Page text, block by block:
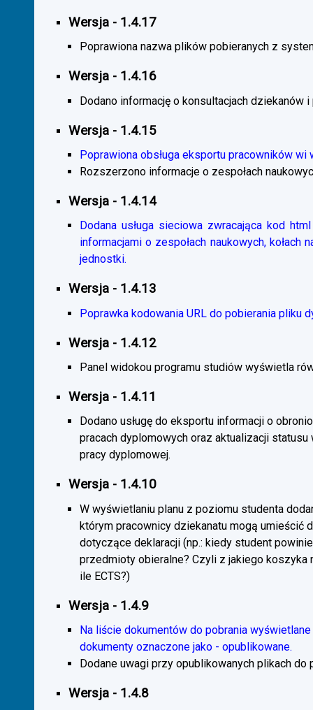
Wersja - 1.4.17
Poprawiona nazwa plików pobieranych z
Wersja - 1.4.16
Dodano informację o konsultacjach dziekanów
Wersja - 1.4.15
Poprawiona obsługa eksportu pracowników wi
Rozszerzono informacje o zespołach
Wersja - 1.4.14
Dodana usługa sieciowa zwracająca kod
informacjami o zespołach naukowych,
jednostki.
Wersja - 1.4.13
Poprawka kodowania URL do pobierania pliku
Wersja - 1.4.12
Panel widokou programu studiów wyświetla
Wersja - 1.4.11
Dodano usługę do eksportu informacji o
pracach dyplomowych oraz aktualizacji
pracy dyplomowej.
Wersja - 1.4.10
W wyświetlaniu planu z poziomu studenta
którym pracownicy dziekanatu mogą umieścić
dotyczące deklaracji (np.: kiedy student
przedmioty obieralne? Czyli z jakiego koszyka
ile ECTS?)
Wersja - 1.4.9
Na liście dokumentów do pobrania
dokumenty oznaczone jako - opublikowane.
Dodane uwagi przy opublikowanych plikach do
Wersja - 1.4.8